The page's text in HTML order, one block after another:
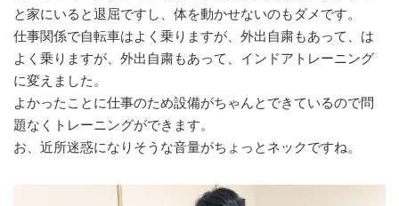
と家にいると退屈ですし、体を動かせないのもダメです。
仕事関係で自転車はよく乗りますが、外出自粛もあって、は
よく乗りますが、外出自粛もあって、インドアトレーニング
に変えました。
よかったことに仕事のため設備がちゃんとできているので問
題なくトレーニングができます。
お、近所迷惑になりそうな音量がちょっとネックですね。